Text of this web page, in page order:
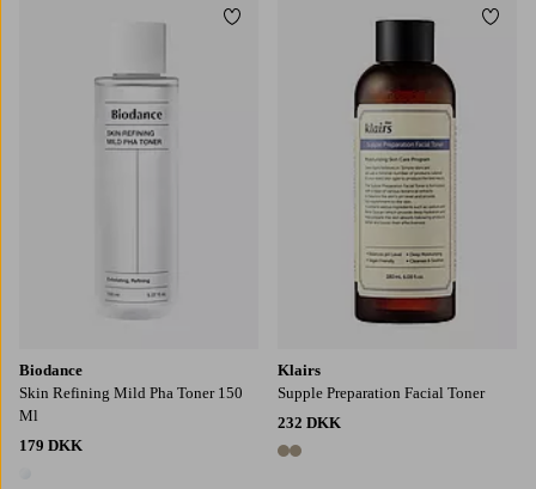
Biodance
Skin Refining Mild Pha Toner 150
Ml
179 DKK
Tilføj til favoritter
Klairs
Supple Preparation Facial Toner
232 DKK
2 farver